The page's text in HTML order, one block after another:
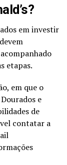
em investir
etapas.
em que o
e
de
contatar a